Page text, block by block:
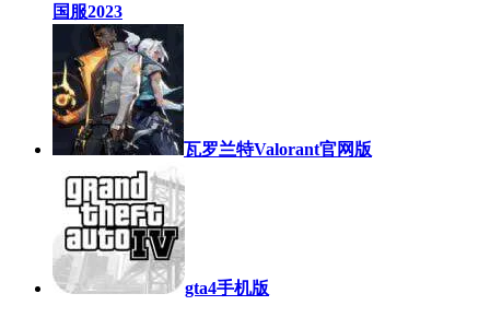
国服2023
瓦罗兰特Valorant官网版
gta4手机版